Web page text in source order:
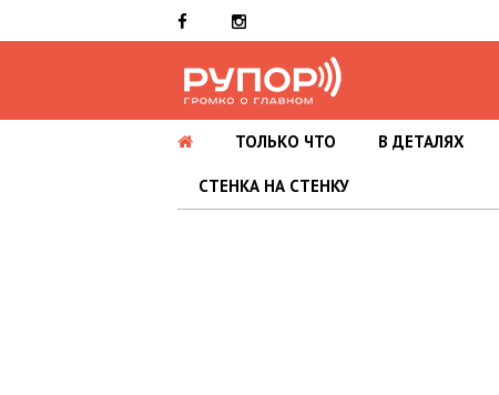
ТОЛЬКО ЧТО В ДЕТАЛЯХ
СТЕНКА НА СТЕНКУ